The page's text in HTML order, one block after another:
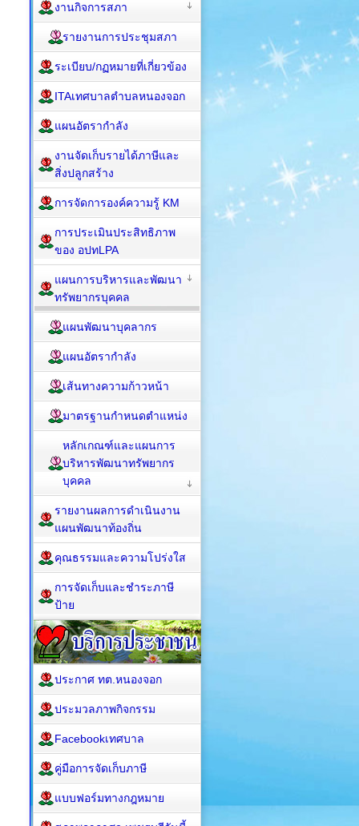
งานกิจการสภา
รายงานการประชุมสภา
ระเบียบ/กฏหมายที่เกี่ยวข้อง
ITAเทศบาลตำบลหนองจอก
แผนอัตรากำลัง
งานจัดเก็บรายได้ภาษีและ
สิ่งปลูกสร้าง
การจัดการองค์ความรู้ KM
การประเมินประสิทธิภาพ
ของ อปทLPA
แผนการบริหารและพัฒนา
ทรัพยากรบุคคล
แผนพัฒนาบุคลากร
แผนอัตรากำลัง
เส้นทางความก้าวหน้า
มาตรฐานกำหนดตำแหน่ง
หลักเกณฑ์และแผนการ
บริหารพัฒนาทรัพยากร
บุคคล
รายงานผลการดำเนินงาน
แผนพัฒนาท้องถิ่น
คุณธรรมและความโปร่งใส
การจัดเก็บและชำระภาษี
ป้าย
ประกาศ ทต.หนองจอก
ประมวลภาพกิจกรรม
Facebookเทศบาล
คู่มือการจัดเก็บภาษี
แบบฟอร์มทางกฎหมาย